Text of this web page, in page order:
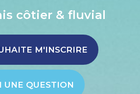
côtier & fluvial
M'INSCRIRE
UNE QUESTION